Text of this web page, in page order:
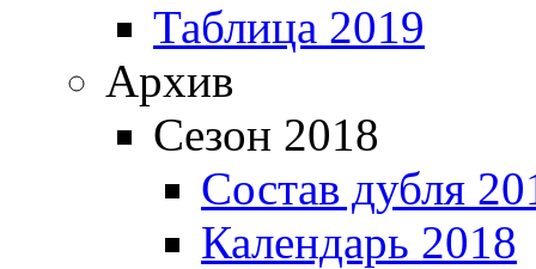
Таблица 2019
Архив
Сезон 2018
Состав дубля
Календарь 2018